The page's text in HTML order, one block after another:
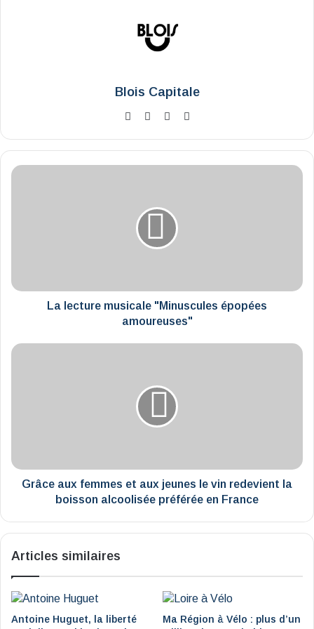
Blois Capitale
WebsiteFacebook
X
La
La lecture musicale "Minuscules épopées
amoureuses"
Grâce
redevient
France
Grâce aux femmes et aux jeunes le vin redevient la
boisson alcoolisée préférée en France
Articles similaires
Antoine Huguet, la liberté
Ma Région à Vélo : plus d’un